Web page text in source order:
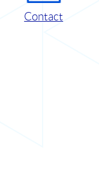
Contact